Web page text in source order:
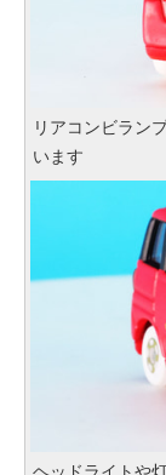
リアコンビラン
います